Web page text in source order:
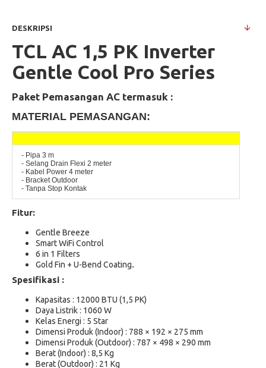
DESKRIPSI
TCL AC 1,5 PK Inverter
Gentle Cool Pro Series
Paket Pemasangan AC termasuk :
MATERIAL PEMASANGAN:
- Pipa 3 m
- Selang Drain Flexi 2 meter
- Kabel Power 4 meter
- Bracket Outdoor
- Tanpa Stop Kontak
Fitur:
Gentle Breeze
Smart WiFi Control
6 in 1 Filters
Gold Fin + U-Bend Coating.
Spesifikasi :
Kapasitas : 12000 BTU (1,5 PK)
Daya Listrik : 1060 W
Kelas Energi : 5 Star
Dimensi Produk (Indoor) : 788 × 192 × 275 mm
Dimensi Produk (Outdoor) : 787 × 498 × 290 mm
Berat (Indoor) : 8,5 Kg
Berat (Outdoor) : 21 Kg